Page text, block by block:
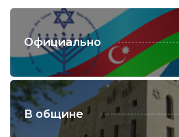
Официально
В общине